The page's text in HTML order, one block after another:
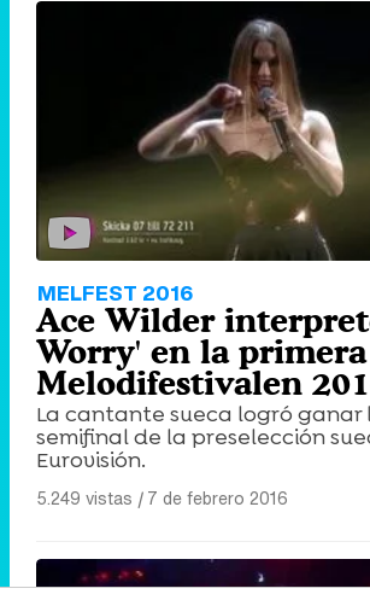
MELFEST 2016
Ace Wilder
Worry' en la
Melodifestivalen
La cantante sueca logró ganar
semifinal de la preselección
Eurovisión.
5.249 vistas |7 de febrero 2016